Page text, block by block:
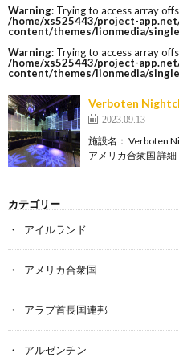
Warning: Trying to access array
/home/xs525443/project-
content/themes/lionmedia/
Warning: Trying to access array
/home/xs525443/project-
content/themes/lionmedia/
Verboten
2023.09.13
施設名： Verboten
アメリカ合衆国 詳
カテゴリー
アイルランド
アメリカ合衆国
アラブ首長国連邦
アルゼンチン